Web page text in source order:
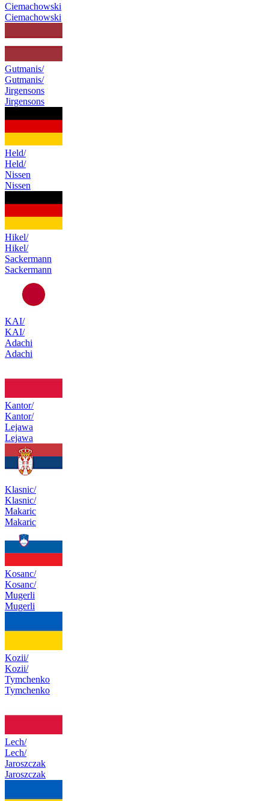
Ciemachowski
Ciemachowski
Gutmanis/
Gutmanis/
Jirgensons
Jirgensons
Held/
Held/
Nissen
Nissen
Hikel/
Hikel/
Sackermann
Sackermann
KAI/
KAI/
Adachi
Adachi
Kantor/
Kantor/
Lejawa
Lejawa
Klasnic/
Klasnic/
Makaric
Makaric
Kosanc/
Kosanc/
Mugerli
Mugerli
Kozii/
Kozii/
Tymchenko
Tymchenko
Lech/
Lech/
Jaroszczak
Jaroszczak